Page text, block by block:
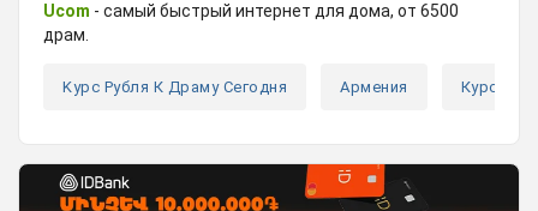
Ucom - самый быстрый интернет для дома, от 6500
драм.
Kурс Рубля К Драму Сегодня Армения Курс